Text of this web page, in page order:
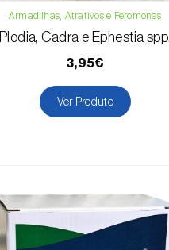
Armadilhas, Atrativos e Feromonas
Plodia, Cadra e Ephestia spp.
3,95€
Ver Produto